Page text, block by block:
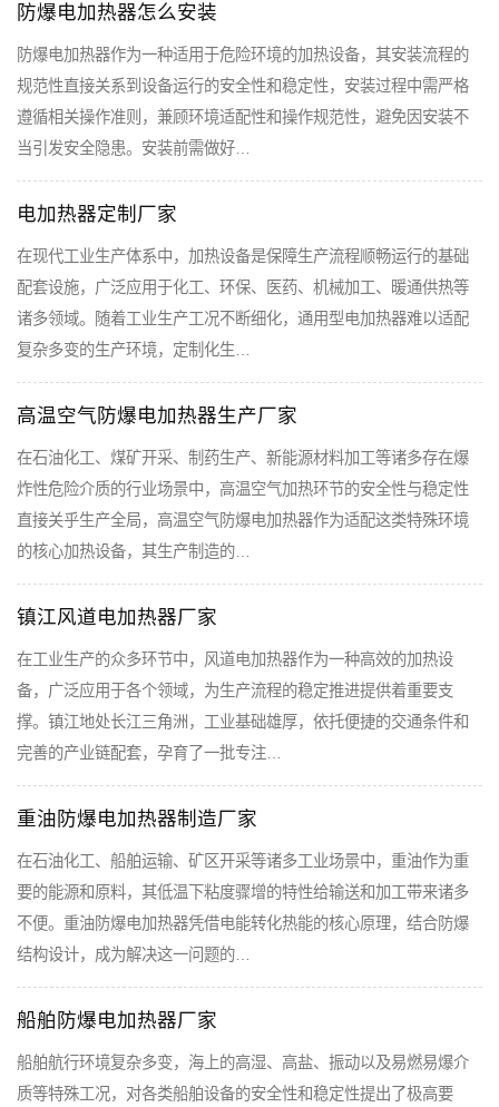
防爆电加热器怎么安装
防爆电加热器作为一种适用于危险环境的加热设备，其安装流程的
规范性直接关系到设备运行的安全性和稳定性，安装过程中需严格
遵循相关操作准则，兼顾环境适配性和操作规范性，避免因安装不
当引发安全隐患。安装前需做好…
电加热器定制厂家
在现代工业生产体系中，加热设备是保障生产流程顺畅运行的基础
配套设施，广泛应用于化工、环保、医药、机械加工、暖通供热等
诸多领域。随着工业生产工况不断细化，通用型电加热器难以适配
复杂多变的生产环境，定制化生…
高温空气防爆电加热器生产厂家
在石油化工、煤矿开采、制药生产、新能源材料加工等诸多存在爆
炸性危险介质的行业场景中，高温空气加热环节的安全性与稳定性
直接关乎生产全局，高温空气防爆电加热器作为适配这类特殊环境
的核心加热设备，其生产制造的…
镇江风道电加热器厂家
在工业生产的众多环节中，风道电加热器作为一种高效的加热设
备，广泛应用于各个领域，为生产流程的稳定推进提供着重要支
撑。镇江地处长江三角洲，工业基础雄厚，依托便捷的交通条件和
完善的产业链配套，孕育了一批专注…
重油防爆电加热器制造厂家
在石油化工、船舶运输、矿区开采等诸多工业场景中，重油作为重
要的能源和原料，其低温下粘度骤增的特性给输送和加工带来诸多
不便。重油防爆电加热器凭借电能转化热能的核心原理，结合防爆
结构设计，成为解决这一问题的…
船舶防爆电加热器厂家
船舶航行环境复杂多变，海上的高湿、高盐、振动以及易燃易爆介
质等特殊工况，对各类船舶设备的安全性和稳定性提出了极高要